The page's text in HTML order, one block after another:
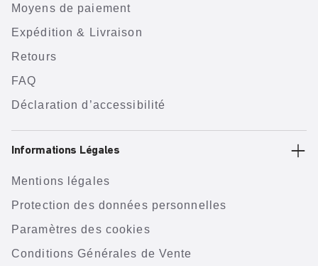
Moyens de paiement
Expédition & Livraison
Retours
FAQ
Déclaration d’accessibilité
Informations Légales
Mentions légales
Protection des données personnelles
Paramètres des cookies
Conditions Générales de Vente